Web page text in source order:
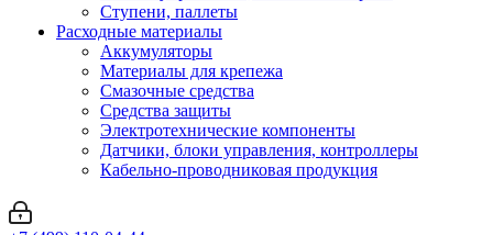
Ступени, паллеты
Расходные материалы
Аккумуляторы
Материалы для крепежа
Смазочные средства
Средства защиты
Электротехнические компоненты
Датчики, блоки управления, контроллеры
Кабельно-проводниковая продукция